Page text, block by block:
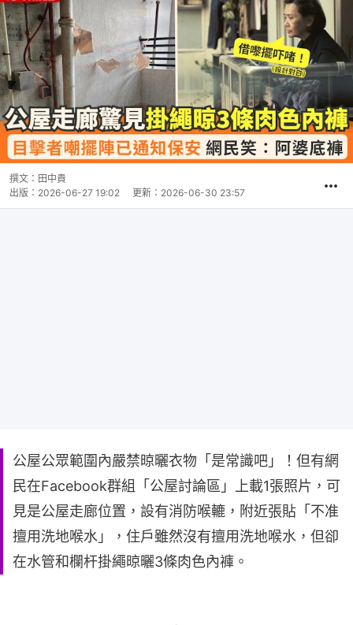
撰文： 田中貴
出版： 2026-06-27 19:02 更新： 2026-06-30 23:57
公屋公眾範圍內嚴禁晾曬衣物「是常識吧」！但有網
民在Facebook群組「公屋討論區」上載1張照片，可
見是公屋走廊位置，設有消防喉轆，附近張貼「不准
擅用洗地喉水」，住戶雖然沒有擅用洗地喉水，但卻
在水管和欄杆掛繩晾曬3條肉色內褲。